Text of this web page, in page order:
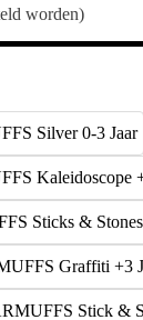
worden)